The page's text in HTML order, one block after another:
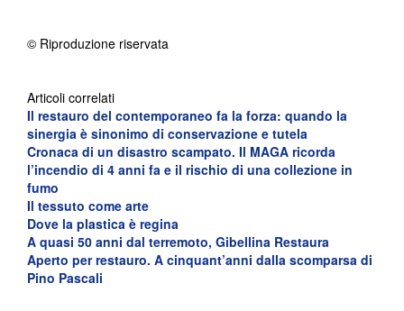
© Riproduzione riservata
Articoli correlati
Il restauro del contemporaneo fa la forza: quando la
sinergia è sinonimo di conservazione e tutela
Cronaca di un disastro scampato. Il MAGA ricorda
l’incendio di 4 anni fa e il rischio di una collezione in
fumo
Il tessuto come arte
Dove la plastica è regina
A quasi 50 anni dal terremoto, Gibellina Restaura
Aperto per restauro. A cinquant’anni dalla scomparsa di
Pino Pascali